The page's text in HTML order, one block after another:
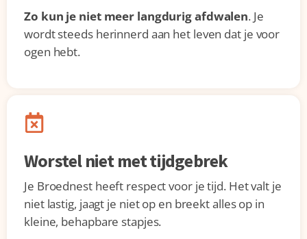
Zo kun je niet meer langdurig afdwalen. Je
wordt steeds herinnerd aan het leven dat je voor
ogen hebt.
Worstel niet met tijdgebrek
Je Broednest heeft respect voor je tijd. Het valt je
niet lastig, jaagt je niet op en breekt alles op in
kleine, behapbare stapjes.